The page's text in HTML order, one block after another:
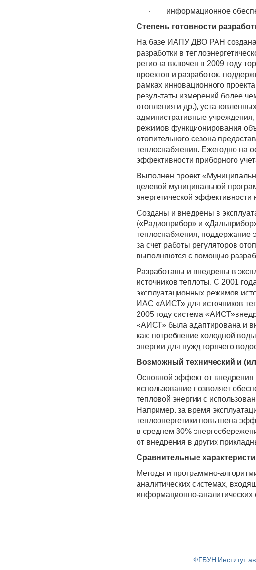
·
информационное
Степень готовности
На базе ИАПУ ДВО РАН создана
разработки в
региона включен в 2009 году
проектов и разработок,
рамках инновационного
результаты измерений более
отопления и др.),
административные учреждения,
режимов функционирования
отопительного сезона
теплоснабжения. Ежегодно на
эффективности приборного
Выполнен проект
целевой муниципальной
энергетической
Созданы и внедрены в
(«Радиоприбор» и
теплоснабжения, поддержание
за счет работы регуляторов
выполняются с помощью
Разработаны и внедрены в
источников теплоты. С 2001
эксплуатационных режимов
ИАС «АИСТ» для источников
2005 году система
«АИСТ» была адаптирована и
как: потребление холодной
энергии для нужд горячего
Возможный технический и
Основной эффект от внедрения
использование позволяет
тепловой энергии с
Например, за время
теплоэнергетики повышена
в среднем 30%
от внедрения в других
Сравнительные
Методы и программно-
аналитических системах,
информационно-аналитических
ФГБУН Институт